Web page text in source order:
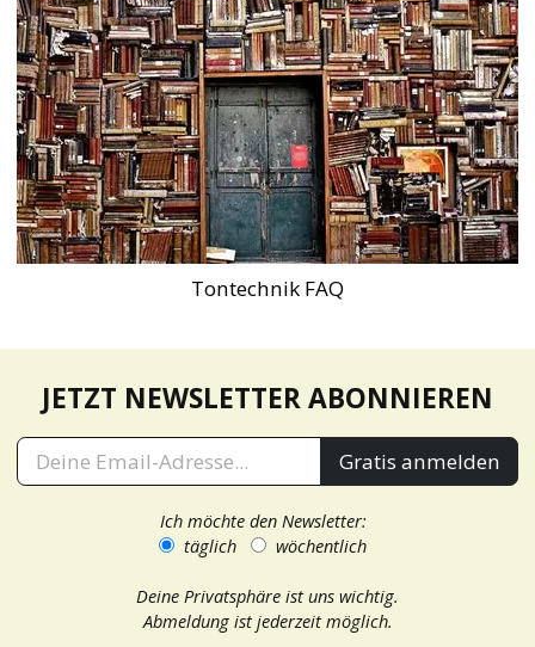
Tontechnik FAQ
JETZT NEWSLETTER ABONNIEREN
Gratis anmelden
Ich möchte den Newsletter:
täglich
wöchentlich
Deine Privatsphäre ist uns wichtig.
Abmeldung ist jederzeit möglich.